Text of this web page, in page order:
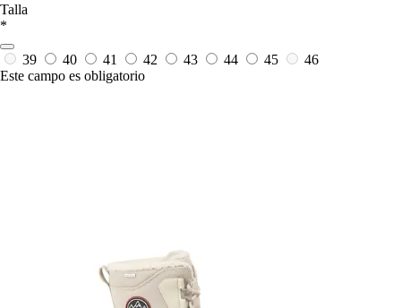
Talla
*
39 40 41 42 43 44 45
46
Este campo es obligatorio